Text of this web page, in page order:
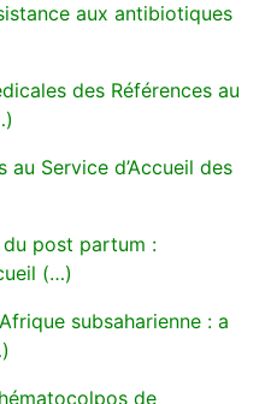
aux antibiotiques
des Références au
Service d’Accueil des
post partum :
(…)
subsaharienne : a
de